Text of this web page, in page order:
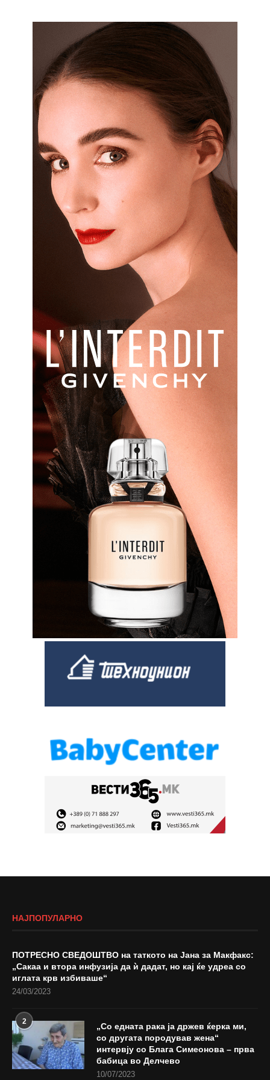
НАЈПОПУЛАРНО
ПОТРЕСНО СВЕДОШТВО на таткото на Јана за Макфакс:
„Сакаа и втора инфузија да ѝ дадат, но кај ќе удреа со
иглата крв избиваше“
24/03/2023
2
„Со едната рака ја држев ќерка ми,
со другата породував жена“
интервју со Блага Симеонова – прва
бабица во Делчево
10/07/2023